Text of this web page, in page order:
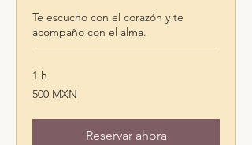
Te escucho con el corazón y te
acompaño con el alma.
1 h
500
pesos
500 MXN
Reservar ahora